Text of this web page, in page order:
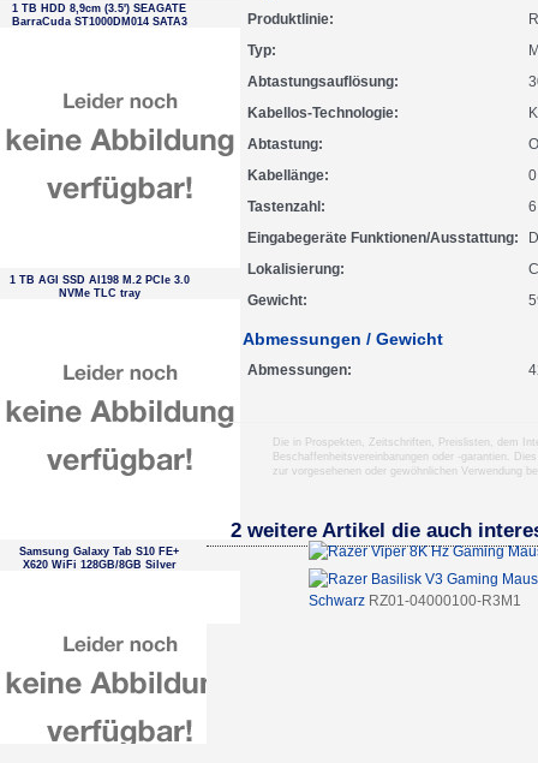
1 TB HDD 8,9cm (3.5') SEAGATE
BarraCuda ST1000DM014 SATA3
1 TB AGI SSD AI198 M.2 PCIe 3.0
NVMe TLC tray
Samsung Galaxy Tab S10 FE+
X620 WiFi 128GB/8GB Silver
Produktlinie
Typ
Abtastungsauflösung
Kabellos-Technologie
Abtastung
Kabellänge
Tastenzahl
Eingabegeräte Funktionen/Ausstattung
Lokalisierung
Gewicht
Abmessungen / Gewicht
Abmessungen
Die in Prospekten, Zeitschriften, Preislisten, dem
Beschaffenheitsvereinbarungen oder -garantien.
zur vorgesehenen oder gewöhnlichen Verwendung
2 weitere Artikel die auch
Schwarz RZ01-04000100-R3M1